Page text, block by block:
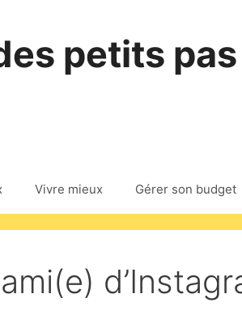
petits pas
Vivre mieux Gérer son budget